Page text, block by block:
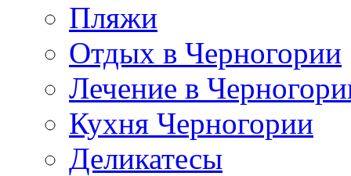
Пляжи
Отдых в Черногории
Лечение в
Кухня Черногории
Деликатесы